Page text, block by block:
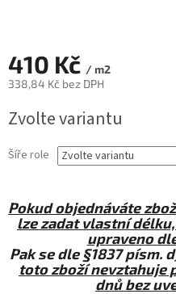
410 Kč / m2
338,84 Kč bez DPH
cena:
Zvolte variantu
Šíře role
Pokud objednáváte
lze zadat vlastní
upraveno
Pak se dle §1837 písm.
toto zboží nevztahuje
dnů bez